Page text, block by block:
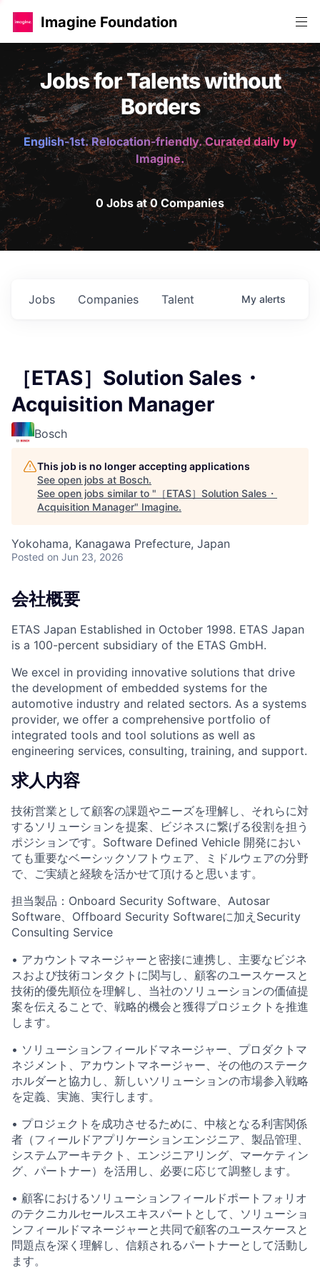
Imagine Foundation
Jobs for Talents without
Borders
English-1st. Relocation-friendly. Curated daily by
Imagine.
0 Jobs at 0 Companies
Jobs Companies Talent My alerts
［ETAS］Solution Sales・
Acquisition Manager
Bosch
This job is no longer accepting applications
See open jobs at Bosch.
See open jobs similar to " ［ETAS］Solution Sales・
Acquisition Manager" Imagine.
Yokohama, Kanagawa Prefecture, Japan
Posted on Jun 23, 2026
会社概要
ETAS Japan Established in October 1998. ETAS Japan
is a 100-percent subsidiary of the ETAS GmbH.
We excel in providing innovative solutions that drive
the development of embedded systems for the
automotive industry and related sectors. As a systems
provider, we offer a comprehensive portfolio of
integrated tools and tool solutions as well as
engineering services, consulting, training, and support.
求人内容
技術営業として顧客の課題やニーズを理解し、それらに対
するソリューションを提案、ビジネスに繋げる役割を担う
ポジションです。Software Defined Vehicle 開発におい
ても重要なベーシックソフトウェア、ミドルウェアの分野
で、ご実績と経験を活かせて頂けると思います。
担当製品：Onboard Security Software、Autosar
Software、Offboard Security Softwareに加えSecurity
Consulting Service
• アカウントマネージャーと密接に連携し、主要なビジネ
スおよび技術コンタクトに関与し、顧客のユースケースと
技術的優先順位を理解し、当社のソリューションの価値提
案を伝えることで、戦略的機会と獲得プロジェクトを推進
します。
• ソリューションフィールドマネージャー、プロダクトマ
ネジメント、アカウントマネージャー、その他のステーク
ホルダーと協⼒し、新しいソリューションの市場参⼊戦略
を定義、実施、実⾏します。
• プロジェクトを成功させるために、中核となる利害関係
者（フィールドアプリケーションエンジニア、製品管理、
システムアーキテクト、エンジニアリング、マーケティン
グ、パートナー）を活⽤し、必要に応じて調整します。
• 顧客におけるソリューションフィールドポートフォリオ
のテクニカルセールスエキスパートとして、ソリューショ
ンフィールドマネージャーと共同で顧客のユースケースと
問題点を深く理解し、信頼されるパートナーとして活動し
ます。